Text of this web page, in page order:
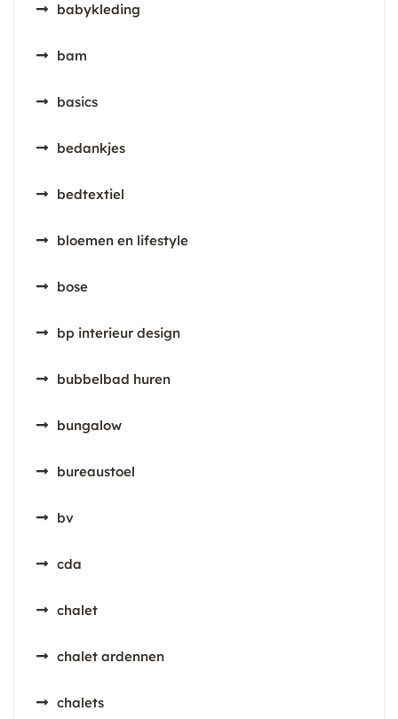
babykleding
bam
basics
bedankjes
bedtextiel
bloemen en lifestyle
bose
bp interieur design
bubbelbad huren
bungalow
bureaustoel
bv
cda
chalet
chalet ardennen
chalets